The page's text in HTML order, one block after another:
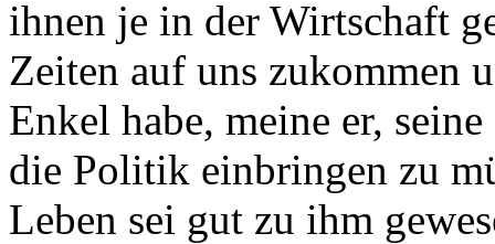
ihnen je in der Wirtschaft
Zeiten auf uns zukommen
Enkel habe, meine er,
die Politik einbringen zu
Leben sei gut zu ihm